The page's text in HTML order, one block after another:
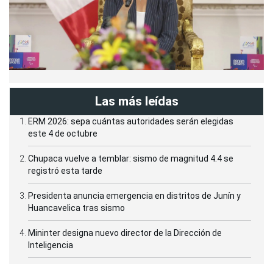
Las más leídas
ERM 2026: sepa cuántas autoridades serán elegidas
este 4 de octubre
Chupaca vuelve a temblar: sismo de magnitud 4.4 se
registró esta tarde
Presidenta anuncia emergencia en distritos de Junín y
Huancavelica tras sismo
Mininter designa nuevo director de la Dirección de
Inteligencia